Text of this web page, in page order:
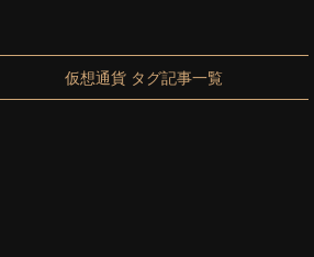
仮想通貨 タグ記事一覧